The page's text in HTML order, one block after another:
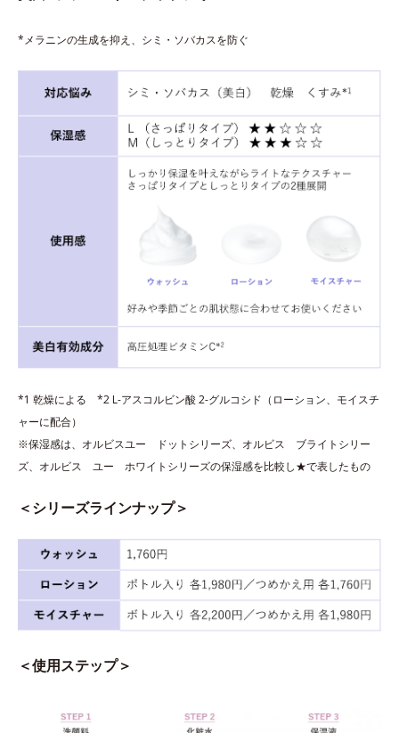
*メラニンの生成を抑え、シミ・ソバカスを防ぐ
*1 乾燥による *2 L-アスコルビン酸 2-グルコシド（ローション、モイスチ
ャーに配合）
※保湿感は、オルビスユー ドットシリーズ、オルビス ブライトシリー
ズ、オルビス ユー ホワイトシリーズの保湿感を比較し★で表したもの
＜シリーズラインナップ＞
＜使用ステップ＞